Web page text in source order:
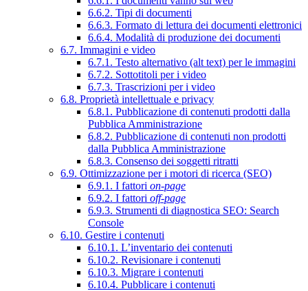
6.6.2. Tipi di documenti
6.6.3. Formato di lettura dei documenti elettronici
6.6.4. Modalità di produzione dei documenti
6.7. Immagini e video
6.7.1. Testo alternativo (alt text) per le immagini
6.7.2. Sottotitoli per i video
6.7.3. Trascrizioni per i video
6.8. Proprietà intellettuale e privacy
6.8.1. Pubblicazione di contenuti prodotti dalla
Pubblica Amministrazione
6.8.2. Pubblicazione di contenuti non prodotti
dalla Pubblica Amministrazione
6.8.3. Consenso dei soggetti ritratti
6.9. Ottimizzazione per i motori di ricerca (SEO)
6.9.1. I fattori on-page
6.9.2. I fattori off-page
6.9.3. Strumenti di diagnostica SEO: Search
Console
6.10. Gestire i contenuti
6.10.1. L’inventario dei contenuti
6.10.2. Revisionare i contenuti
6.10.3. Migrare i contenuti
6.10.4. Pubblicare i contenuti